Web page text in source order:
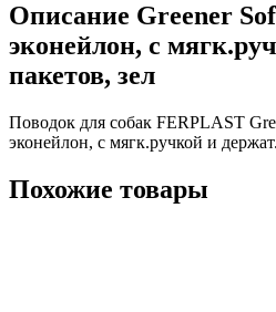
Описание Greener
эконейлон, с
пакетов, зел
Поводок для собак FERPLAST
эконейлон, с мягк.ручкой и
Похожие товары